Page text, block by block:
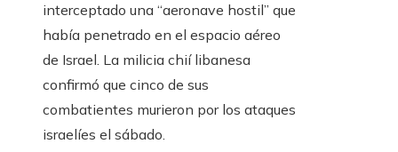
interceptado una “aeronave hostil” que
había penetrado en el espacio aéreo
de Israel. La milicia chií libanesa
confirmó que cinco de sus
combatientes murieron por los ataques
israelíes el sábado.